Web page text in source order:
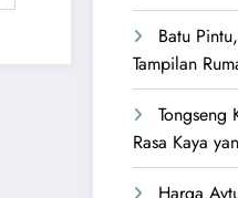
Batu
Tampilan
Tongseng
Rasa Kaya